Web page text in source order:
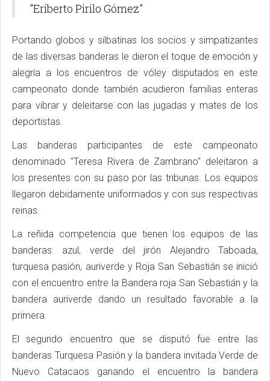
"Eriberto Pirilo Gómez"
Portando globos y silbatinas los socios y simpatizantes
de las diversas banderas le dieron el toque de emoción y
alegría a los encuentros de vóley disputados en este
campeonato donde también acudieron familias enteras
para vibrar y deleitarse con las jugadas y mates de los
deportistas.
Las banderas participantes de este campeonato
denominado "Teresa Rivera de Zambrano" deleitaron a
los presentes con su paso por las tribunas. Los equipos
llegaron debidamente uniformados y con sus respectivas
reinas.
La reñida competencia que tienen los equipos de las
banderas: azul, verde del jirón Alejandro Taboada,
turquesa pasión, auriverde y Roja San Sebastián se inició
con el encuentro entre la Bandera roja San Sebastián y la
bandera auriverde dando un resultado favorable a la
primera.
El segundo encuentro que se disputó fue entre las
banderas Turquesa Pasión y la bandera invitada Verde de
Nuevo Catacaos ganando el encuentro la bandera